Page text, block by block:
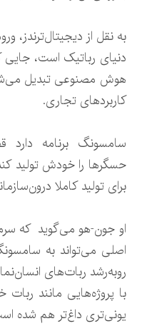
به نقل از دیجیتال‌ترندز،
دنیای رباتیک است، جایی
هوش مصنوعی تبدیل
کاربردهای تجاری.
سامسونگ برنامه
حسگرها را خودش تولید
برای تولید کاملا
او جون-هو می‌گوید که
اصلی می‌تواند به
روبه‌رشد ربات‌های
با پروژه‌هایی مانند
یونی‌تری داغ‌تر هم شده